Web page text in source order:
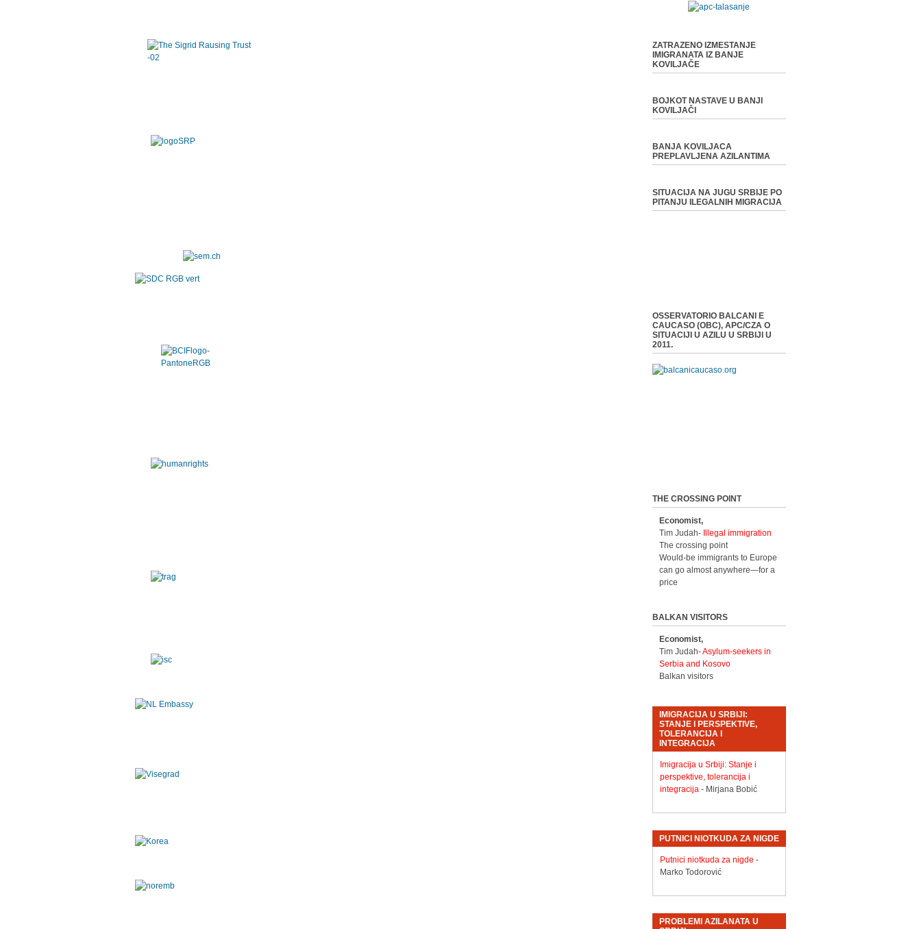
ZATRAZENO IZMESTANJE
IMIGRANATA IZ BANJE
KOVILJAČE
BOJKOT NASTAVE U BANJI
KOVILJAČI
BANJA KOVILJACA
PREPLAVLJENA AZILANTIMA
SITUACIJA NA JUGU SRBIJE PO
PITANJU ILEGALNIH MIGRACIJA
OSSERVATORIO BALCANI E
CAUCASO (OBC), APC/CZA O
SITUACIJI U AZILU U SRBIJI U
2011.
THE CROSSING POINT
Economist,
Tim Judah-
Illegal immigration
The crossing point
Would-be immigrants to Europe
can go almost anywhere—for a
price
BALKAN VISITORS
Economist,
Tim Judah-Asylum-seekers in
Serbia and Kosovo
Balkan visitors
IMIGRACIJA U SRBIJI:
STANJE I PERSPEKTIVE,
TOLERANCIJA I
INTEGRACIJA
Imigracija u Srbiji: Stanje i
perspektive, tolerancija i
integracija- Mirjana Bobić
PUTNICI NIOTKUDA ZA NIGDE
Putnici niotkuda za nigde -
Marko Todorović
PROBLEMI AZILANATA U